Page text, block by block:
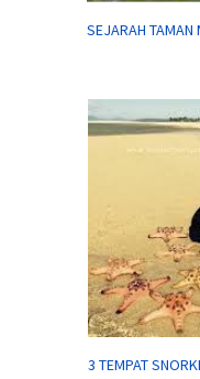
SEJARAH TAMAN
3 TEMPAT